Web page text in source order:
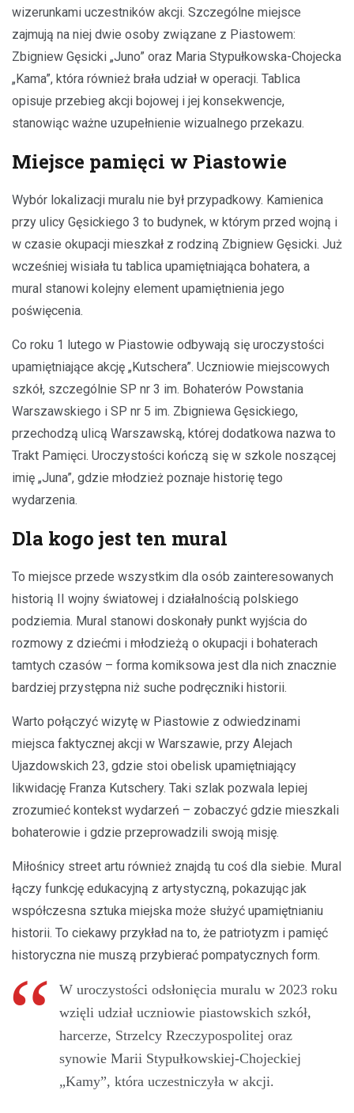
wizerunkami uczestników akcji. Szczególne miejsce
zajmują na niej dwie osoby związane z Piastowem:
Zbigniew Gęsicki „Juno” oraz Maria Stypułkowska-Chojecka
„Kama”, która również brała udział w operacji. Tablica
opisuje przebieg akcji bojowej i jej konsekwencje,
stanowiąc ważne uzupełnienie wizualnego przekazu.
Miejsce pamięci w Piastowie
Wybór lokalizacji muralu nie był przypadkowy. Kamienica
przy ulicy Gęsickiego 3 to budynek, w którym przed wojną i
w czasie okupacji mieszkał z rodziną Zbigniew Gęsicki. Już
wcześniej wisiała tu tablica upamiętniająca bohatera, a
mural stanowi kolejny element upamiętnienia jego
poświęcenia.
Co roku 1 lutego w Piastowie odbywają się uroczystości
upamiętniające akcję „Kutschera”. Uczniowie miejscowych
szkół, szczególnie SP nr 3 im. Bohaterów Powstania
Warszawskiego i SP nr 5 im. Zbigniewa Gęsickiego,
przechodzą ulicą Warszawską, której dodatkowa nazwa to
Trakt Pamięci. Uroczystości kończą się w szkole noszącej
imię „Juna”, gdzie młodzież poznaje historię tego
wydarzenia.
Dla kogo jest ten mural
To miejsce przede wszystkim dla osób zainteresowanych
historią II wojny światowej i działalnością polskiego
podziemia. Mural stanowi doskonały punkt wyjścia do
rozmowy z dziećmi i młodzieżą o okupacji i bohaterach
tamtych czasów – forma komiksowa jest dla nich znacznie
bardziej przystępna niż suche podręczniki historii.
Warto połączyć wizytę w Piastowie z odwiedzinami
miejsca faktycznej akcji w Warszawie, przy Alejach
Ujazdowskich 23, gdzie stoi obelisk upamiętniający
likwidację Franza Kutschery. Taki szlak pozwala lepiej
zrozumieć kontekst wydarzeń – zobaczyć gdzie mieszkali
bohaterowie i gdzie przeprowadzili swoją misję.
Miłośnicy street artu również znajdą tu coś dla siebie. Mural
łączy funkcję edukacyjną z artystyczną, pokazując jak
współczesna sztuka miejska może służyć upamiętnianiu
historii. To ciekawy przykład na to, że patriotyzm i pamięć
historyczna nie muszą przybierać pompatycznych form.
W uroczystości odsłonięcia muralu w 2023 roku
wzięli udział uczniowie piastowskich szkół,
harcerze, Strzelcy Rzeczypospolitej oraz
synowie Marii Stypułkowskiej-Chojeckiej
„Kamy”, która uczestniczyła w akcji.